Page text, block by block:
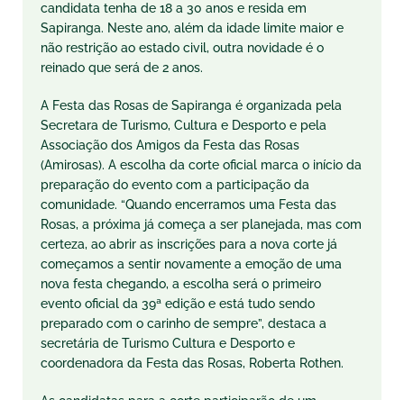
candidata tenha de 18 a 30 anos e resida em
Sapiranga. Neste ano, além da idade limite maior e
não restrição ao estado civil, outra novidade é o
reinado que será de 2 anos.
A Festa das Rosas de Sapiranga é organizada pela
Secretara de Turismo, Cultura e Desporto e pela
Associação dos Amigos da Festa das Rosas
(Amirosas). A escolha da corte oficial marca o início da
preparação do evento com a participação da
comunidade. “Quando encerramos uma Festa das
Rosas, a próxima já começa a ser planejada, mas com
certeza, ao abrir as inscrições para a nova corte já
começamos a sentir novamente a emoção de uma
nova festa chegando, a escolha será o primeiro
evento oficial da 39ª edição e está tudo sendo
preparado com o carinho de sempre”, destaca a
secretária de Turismo Cultura e Desporto e
coordenadora da Festa das Rosas, Roberta Rothen.